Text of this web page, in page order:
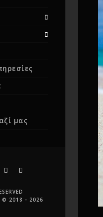
μας
© 2018 - 2026